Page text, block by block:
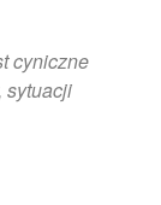
cyniczne
sytuacji